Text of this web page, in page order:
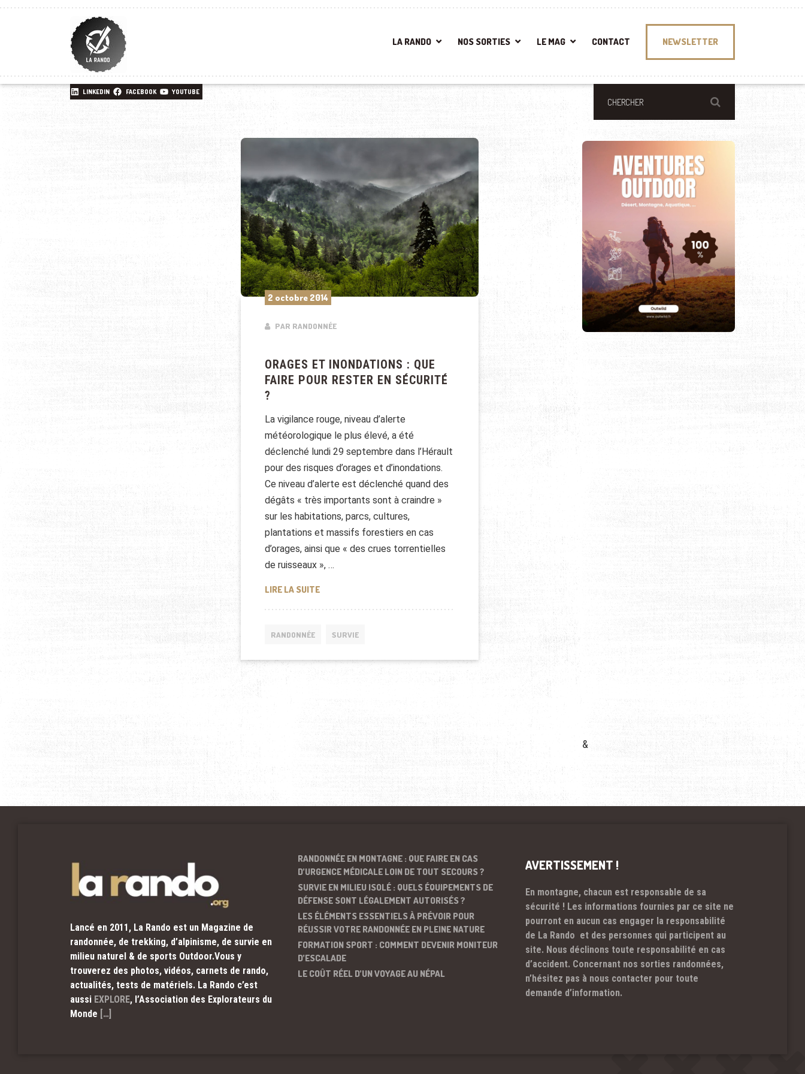
LA RANDO NOS SORTIES LE MAG CONTACT NEWSLETTER
LINKEDIN FACEBOOK YOUTUBE
2 octobre 2014
PAR RANDONNÉE
ORAGES ET INONDATIONS : QUE
FAIRE POUR RESTER EN SÉCURITÉ
?
La vigilance rouge, niveau d’alerte
météorologique le plus élevé, a été
déclenché lundi 29 septembre dans l’Hérault
pour des risques d’orages et d’inondations.
Ce niveau d’alerte est déclenché quand des
dégâts « très importants sont à craindre »
sur les habitations, parcs, cultures,
plantations et massifs forestiers en cas
d’orages, ainsi que « des crues torrentielles
de ruisseaux », …
LIRE LA SUITEORAGES ET INONDATIONS : QUE FAIRE POUR RESTER EN SÉCURITÉ ?
RANDONNÉE SURVIE
&
Lancé en 2011, La Rando est un Magazine de
randonnée, de trekking, d’alpinisme, de survie en
milieu naturel & de sports Outdoor.Vous y
trouverez des photos, vidéos, carnets de rando,
actualités, tests de matériels. La Rando c’est
aussi EXPLORE, l’Association des Explorateurs du
Monde […]
RANDONNÉE EN MONTAGNE : QUE FAIRE EN CAS
D’URGENCE MÉDICALE LOIN DE TOUT SECOURS ?
SURVIE EN MILIEU ISOLÉ : QUELS ÉQUIPEMENTS DE
DÉFENSE SONT LÉGALEMENT AUTORISÉS ?
LES ÉLÉMENTS ESSENTIELS À PRÉVOIR POUR
RÉUSSIR VOTRE RANDONNÉE EN PLEINE NATURE
FORMATION SPORT : COMMENT DEVENIR MONITEUR
D’ESCALADE
LE COÛT RÉEL D’UN VOYAGE AU NÉPAL
AVERTISSEMENT !
En montagne, chacun est responsable de sa
sécurité ! Les informations fournies par ce site ne
pourront en aucun cas engager la responsabilité
de La Rando et des personnes qui participent au
site. Nous déclinons toute responsabilité en cas
d’accident. Concernant nos sorties randonnées,
n’hésitez pas à nous contacter pour toute
demande d’information.